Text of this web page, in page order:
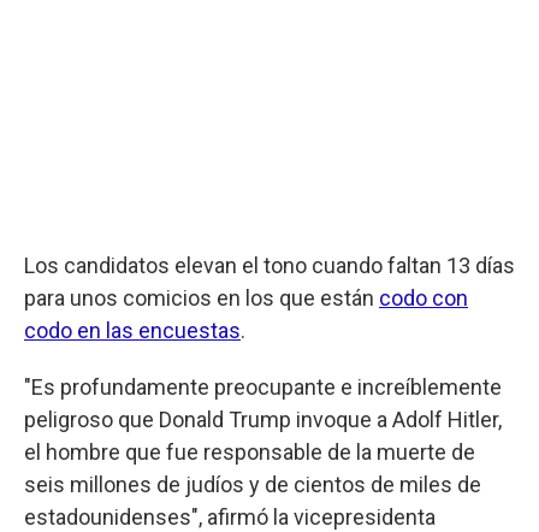
Los candidatos elevan el tono cuando faltan 13 días
para unos comicios en los que están codo con
codo en las encuestas.
"Es profundamente preocupante e increíblemente
peligroso que Donald Trump invoque a Adolf Hitler,
el hombre que fue responsable de la muerte de
seis millones de judíos y de cientos de miles de
estadounidenses", afirmó la vicepresidenta